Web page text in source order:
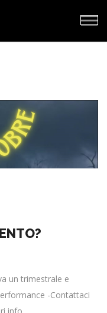
un trimestrale e
-Contattaci